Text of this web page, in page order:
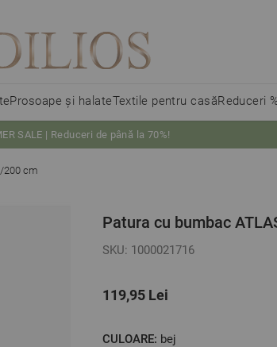
Prosoape și halateTextile pentru casăReduceri
SALE | Reduceri de până la 70%!
200 cm
Patura cu bumbac
SKU: 1000021716
119,95 Lei
CULOARE: bej